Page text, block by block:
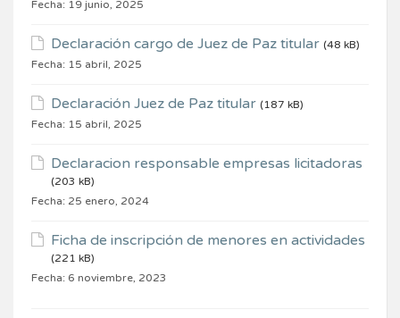
Fecha: 19 junio, 2025
Declaración cargo de Juez de Paz titular (48 kB)
Fecha: 15 abril, 2025
Declaración Juez de Paz titular (187 kB)
Fecha: 15 abril, 2025
Declaracion responsable empresas licitadoras
(203 kB)
Fecha: 25 enero, 2024
Ficha de inscripción de menores en actividades
(221 kB)
Fecha: 6 noviembre, 2023